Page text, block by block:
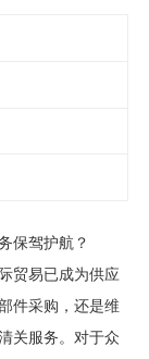
保驾护航？
贸易已成为供应
件采购，还是维
关服务。对于众